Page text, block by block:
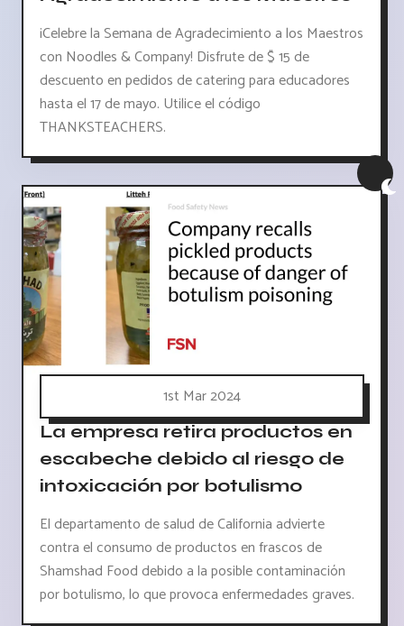
¡Celebre la Semana de Agradecimiento a los Maestros
con Noodles & Company! Disfrute de $ 15 de
descuento en pedidos de catering para educadores
hasta el 17 de mayo. Utilice el código
THANKSTEACHERS.
1st Mar 2024
La empresa retira productos en
escabeche debido al riesgo de
intoxicación por botulismo
El departamento de salud de California advierte
contra el consumo de productos en frascos de
Shamshad Food debido a la posible contaminación
por botulismo, lo que provoca enfermedades graves.